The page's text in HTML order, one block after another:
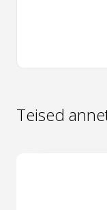
Teised